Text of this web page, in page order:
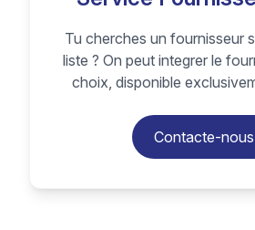
Tu cherches un fournisseur
liste ? On peut integrer le
choix, disponible
Contacte-nous